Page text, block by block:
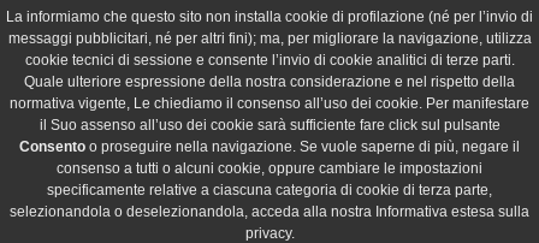
La informiamo che questo sito non installa cookie di profilazione (né per l’invio di
messaggi pubblicitari, né per altri fini); ma, per migliorare la navigazione, utilizza
cookie tecnici di sessione e consente l’invio di cookie analitici di terze parti.
Quale ulteriore espressione della nostra considerazione e nel rispetto della
normativa vigente, Le chiediamo il consenso all’uso dei cookie. Per manifestare
il Suo assenso all’uso dei cookie sarà sufficiente fare click sul pulsante
Consento o proseguire nella navigazione. Se vuole saperne di più, negare il
consenso a tutti o alcuni cookie, oppure cambiare le impostazioni
specificamente relative a ciascuna categoria di cookie di terza parte,
selezionandola o deselezionandola, acceda alla nostra Informativa estesa sulla
privacy.